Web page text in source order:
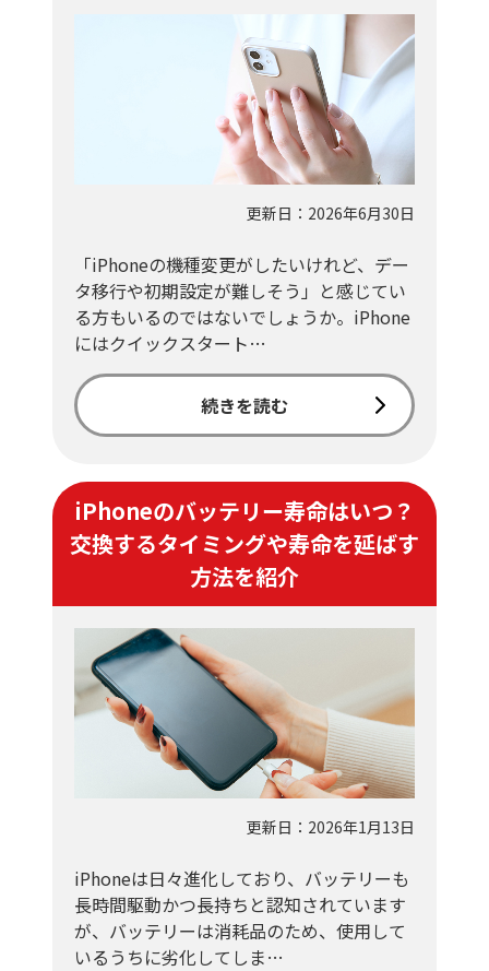
更新日：2026年6月30日
「iPhoneの機種変更がしたいけれど、デー
タ移行や初期設定が難しそう」と感じてい
る方もいるのではないでしょうか。iPhone
にはクイックスタート…
続きを読む
iPhoneのバッテリー寿命はいつ？
交換するタイミングや寿命を延ばす
方法を紹介
更新日：2026年1月13日
iPhoneは日々進化しており、バッテリーも
長時間駆動かつ長持ちと認知されています
が、バッテリーは消耗品のため、使用して
いるうちに劣化してしま…